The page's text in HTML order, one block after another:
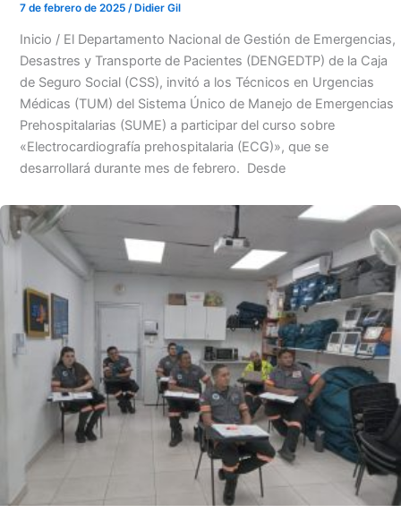
7 de febrero de 2025 /Didier Gil
Inicio / El Departamento Nacional de Gestión de Emergencias,
Desastres y Transporte de Pacientes (DENGEDTP) de la Caja
de Seguro Social (CSS), invitó a los Técnicos en Urgencias
Médicas (TUM) del Sistema Único de Manejo de Emergencias
Prehospitalarias (SUME) a participar del curso sobre
«Electrocardiografía prehospitalaria (ECG)», que se
desarrollará durante mes de febrero. Desde